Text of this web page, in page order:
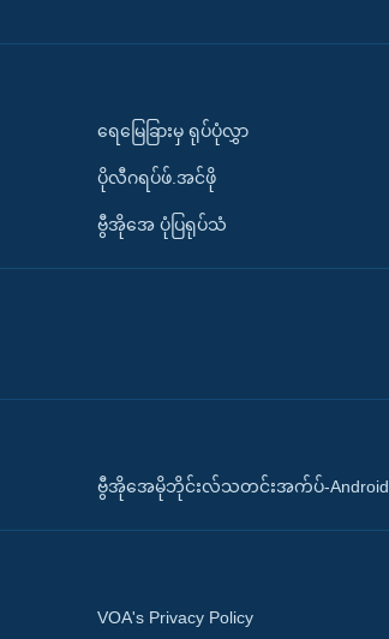
ရေမြေခြားမှ ရုပ်ပုံလွှာ
ပိုလီဂရပ်ဖ်.အင်ဖို
ဗွီအိုအေ ပုံပြရုပ်သံ
ဗွီအိုအေမိုဘိုင်းလ်သတင်းအက်ပ်-Android
VOA's Privacy Policy